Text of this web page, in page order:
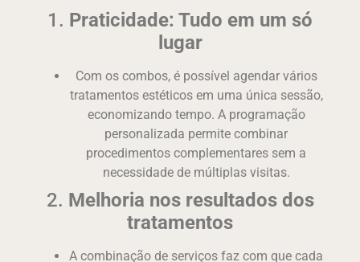
1. Praticidade: Tudo em um só
lugar
Com os combos, é possível agendar vários
tratamentos estéticos em uma única sessão,
economizando tempo. A programação
personalizada permite combinar
procedimentos complementares sem a
necessidade de múltiplas visitas.
2. Melhoria nos resultados dos
tratamentos
A combinação de serviços faz com que cada